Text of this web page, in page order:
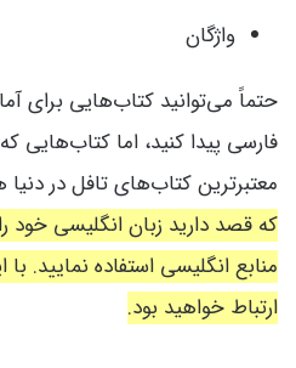
واژگان
حتماً می‌توانید کتاب‌هایی برای
فارسی پیدا کنید، اما کتاب‌هایی
معتبرترین کتاب‌های تافل در
که قصد دارید زبان انگلیسی خود
منابع انگلیسی استفاده نمایید. با
ارتباط خواهید بود.